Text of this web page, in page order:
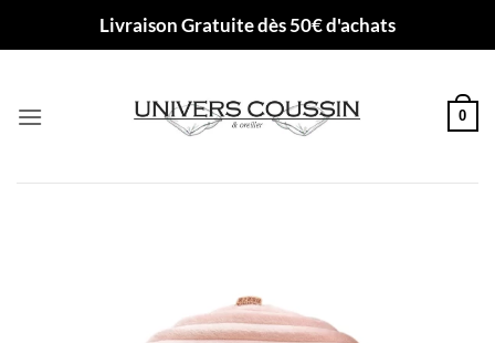
Livraison Gratuite dès 50€ d'achats
0